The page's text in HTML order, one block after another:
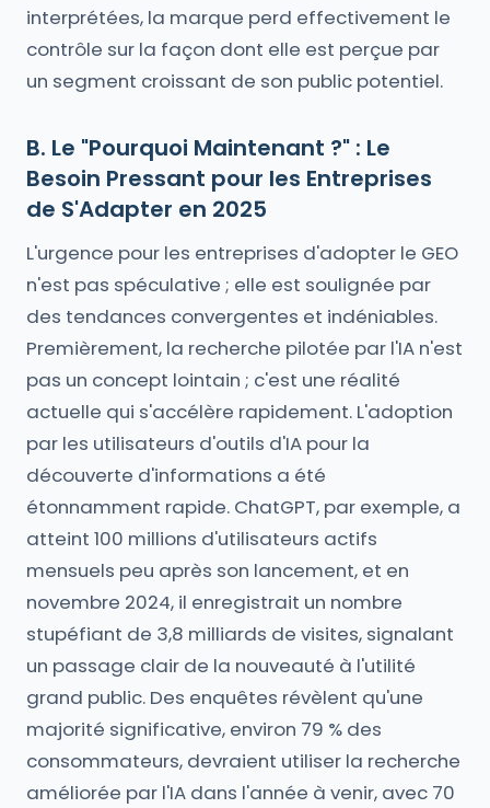
interprétées, la marque perd effectivement le
contrôle sur la façon dont elle est perçue par
un segment croissant de son public potentiel.
B. Le "Pourquoi Maintenant ?" : Le
Besoin Pressant pour les Entreprises
de S'Adapter en 2025
L'urgence pour les entreprises d'adopter le GEO
n'est pas spéculative ; elle est soulignée par
des tendances convergentes et indéniables.
Premièrement, la recherche pilotée par l'IA n'est
pas un concept lointain ; c'est une réalité
actuelle qui s'accélère rapidement. L'adoption
par les utilisateurs d'outils d'IA pour la
découverte d'informations a été
étonnamment rapide. ChatGPT, par exemple, a
atteint 100 millions d'utilisateurs actifs
mensuels peu après son lancement, et en
novembre 2024, il enregistrait un nombre
stupéfiant de 3,8 milliards de visites, signalant
un passage clair de la nouveauté à l'utilité
grand public. Des enquêtes révèlent qu'une
majorité significative, environ 79 % des
consommateurs, devraient utiliser la recherche
améliorée par l'IA dans l'année à venir, avec 70